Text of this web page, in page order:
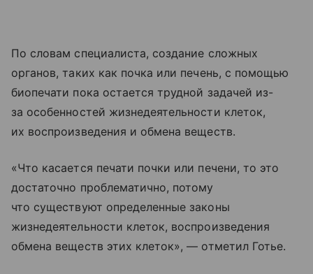
По словам специалиста, создание сложных
органов, таких как почка или печень, с помощью
биопечати пока остается трудной задачей из-
за особенностей жизнедеятельности клеток,
их воспроизведения и обмена веществ.
«Что касается печати почки или печени, то это
достаточно проблематично, потому
что существуют определенные законы
жизнедеятельности клеток, воспроизведения
обмена веществ этих клеток», — отметил Готье.